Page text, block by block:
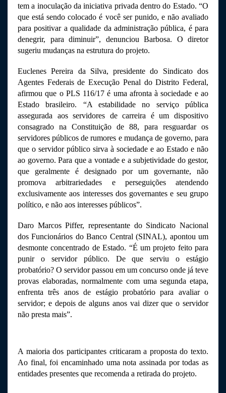
tem a inoculação da iniciativa privada dentro do Estado. “O
que está sendo colocado é você ser punido, e não avaliado
para positivar a qualidade da administração pública, é para
denegrir, para diminuir”, denunciou Barbosa. O diretor
sugeriu mudanças na estrutura do projeto.
Euclenes Pereira da Silva, presidente do Sindicato dos
Agentes Federais de Execução Penal do Distrito Federal,
afirmou que o PLS 116/17 é uma afronta à sociedade e ao
Estado brasileiro. “A estabilidade no serviço pública
assegurada aos servidores de carreira é um dispositivo
consagrado na Constituição de 88, para resguardar os
servidores públicos de rumores e mudança de governo, para
que o servidor público sirva à sociedade e ao Estado e não
ao governo. Para que a vontade e a subjetividade do gestor,
que geralmente é designado por um governante, não
promova arbitrariedades e perseguições atendendo
exclusivamente aos interesses dos governantes e seu grupo
político, e não aos interesses públicos”.
Daro Marcos Piffer, representante do Sindicato Nacional
dos Funcionários do Banco Central (SINAL), apontou um
desmonte concentrado de Estado. “É um projeto feito para
punir o servidor público. De que serviu o estágio
probatório? O servidor passou em um concurso onde já teve
provas elaboradas, normalmente com uma segunda etapa,
enfrenta três anos de estágio probatório para avaliar o
servidor; e depois de alguns anos vai dizer que o servidor
não presta mais”.
A maioria dos participantes criticaram a proposta do texto.
Ao final, foi encaminhado uma nota assinada por todas as
entidades presentes que recomenda a retirada do projeto.